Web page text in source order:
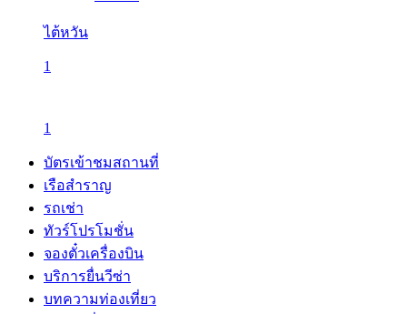
ไต้หวัน
1
1
บัตรเข้าชมสถานที่
เรือสำราญ
รถเช่า
ทัวร์โปรโมชั่น
จองตั๋วเครื่องบิน
บริการยื่นวีซ่า
บทความท่องเที่ยว